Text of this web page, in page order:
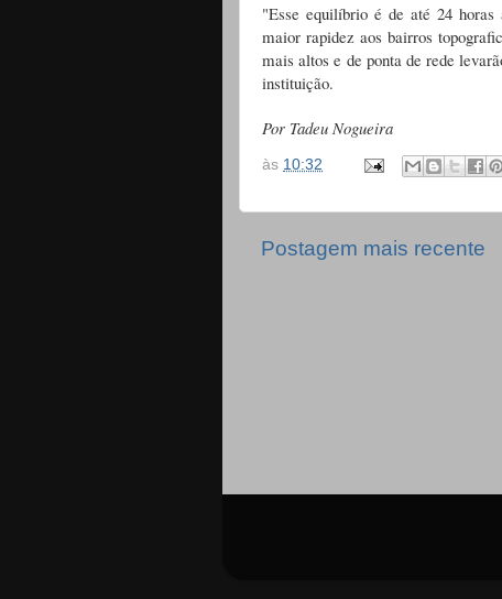
"Esse equilíbrio é de até 24
maior rapidez aos bairros
mais altos e de ponta de rede
instituição.
Por Tadeu Nogueira
às 10:32
Postagem mais recente